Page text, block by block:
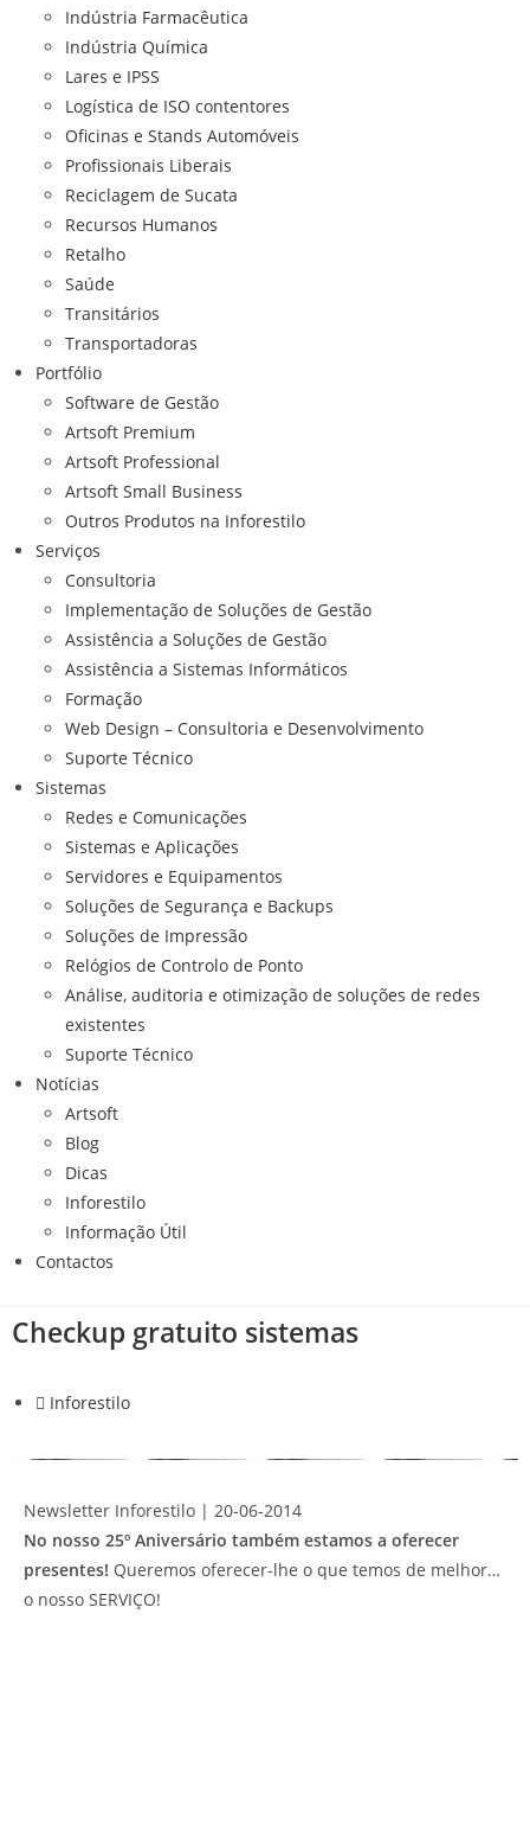
Indústria Farmacêutica
Indústria Química
Lares e IPSS
Logística de ISO contentores
Oficinas e Stands Automóveis
Profissionais Liberais
Reciclagem de Sucata
Recursos Humanos
Retalho
Saúde
Transitários
Transportadoras
Portfólio
Software de Gestão
Artsoft Premium
Artsoft Professional
Artsoft Small Business
Outros Produtos na Inforestilo
Serviços
Consultoria
Implementação de Soluções de Gestão
Assistência a Soluções de Gestão
Assistência a Sistemas Informáticos
Formação
Web Design – Consultoria e Desenvolvimento
Suporte Técnico
Sistemas
Redes e Comunicações
Sistemas e Aplicações
Servidores e Equipamentos
Soluções de Segurança e Backups
Soluções de Impressão
Relógios de Controlo de Ponto
Análise, auditoria e otimização de soluções de redes
existentes
Suporte Técnico
Notícias
Artsoft
Blog
Dicas
Inforestilo
Informação Útil
Contactos
Checkup gratuito sistemas
Inforestilo
Newsletter Inforestilo | 20-06-2014
No nosso 25º Aniversário também estamos a oferecer
presentes! Queremos oferecer-lhe o que temos de melhor…
o nosso SERVIÇO!